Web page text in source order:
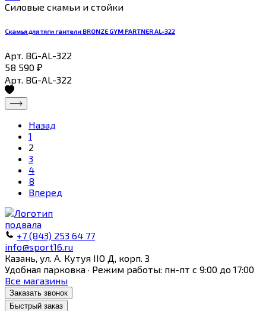
Силовые скамьи и стойки
Скамья для тяги гантели BRONZE GYM PARTNER AL-322
Арт. BG-AL-322
58 590 ₽
Арт. BG-AL-322
Назад
1
2
3
4
8
Вперед
+7 (843) 253 64 77
info@sport16.ru
Казань, ул. А. Кутуя IIO Д, корп. З
Удобная парковка · Режим работы: пн-пт с 9:00 до 17:00
Все магазины
Заказать звонок
Быстрый заказ